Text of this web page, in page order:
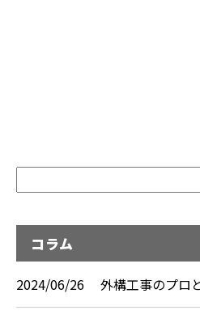
コラム
2024/06/26 外構工事のプロ